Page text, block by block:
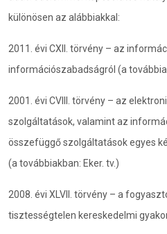
különösen az alábbiakkal:
2011. évi CXII. törvény – az
információszabadságról (a
2001. évi CVIII. törvény – az
szolgáltatások, valamint az
összefüggő szolgáltatások egyes
(a továbbiakban: Eker. tv.)
2008. évi XLVII. törvény – a
tisztességtelen kereskedelmi